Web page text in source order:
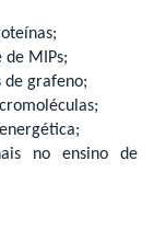
MIPs;
de grafeno;
no ensino de